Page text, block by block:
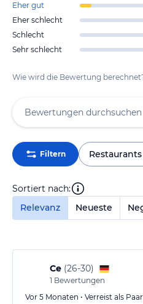
Eher gut
Eher schlecht
Schlecht
Sehr schlecht
Wie wird die Bewertung
Filtern
Sortiert nach:
Relevanz
Neueste
Ce (26-30)
1 Bewertungen
Vor 5 Monaten • Verreist als